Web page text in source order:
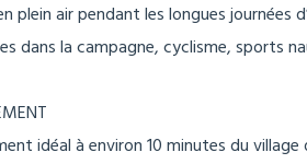
plein air pendant les longues
dans la campagne, cyclisme, sports
idéal à environ 10 minutes du